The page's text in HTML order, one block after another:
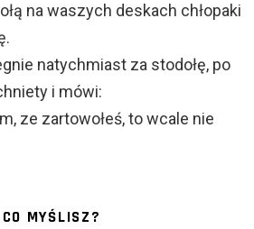
na waszych deskach chłopaki
natychmiast za stodołę, po
i mówi:
ze zartowołeś, to wcale nie
CO MYŚLISZ?